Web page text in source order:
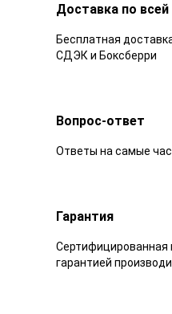
Доставка по
Бесплатная
СДЭК и Боксберри
Вопрос-ответ
Ответы на самые
Гарантия
Сертифицированная
гарантией